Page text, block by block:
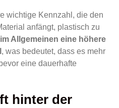
wichtige Kennzahl, die den
anfängt, plastisch zu
Allgemeinen eine höhere
, was bedeutet, dass es mehr
eine dauerhafte
hinter der